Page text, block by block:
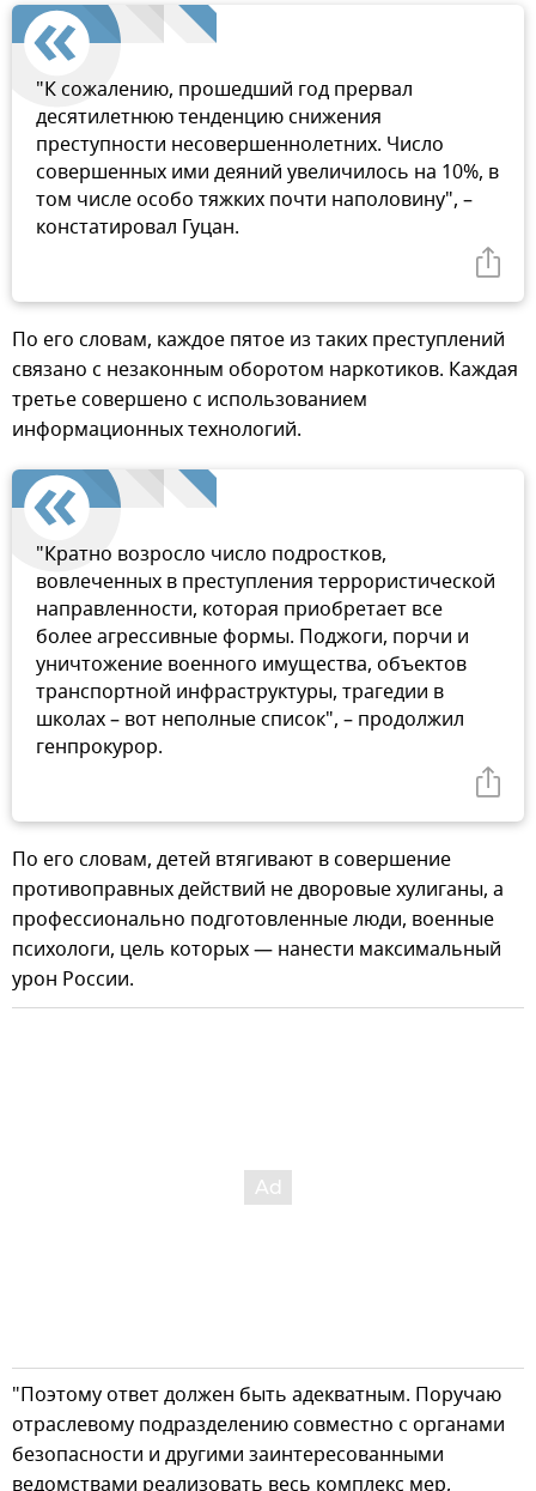
"К сожалению, прошедший год прервал
десятилетнюю тенденцию снижения
преступности несовершеннолетних. Число
совершенных ими деяний увеличилось на 10%, в
том числе особо тяжких почти наполовину", –
констатировал Гуцан.
По его словам, каждое пятое из таких преступлений
связано с незаконным оборотом наркотиков. Каждая
третье совершено с использованием
информационных технологий.
"Кратно возросло число подростков,
вовлеченных в преступления террористической
направленности, которая приобретает все
более агрессивные формы. Поджоги, порчи и
уничтожение военного имущества, объектов
транспортной инфраструктуры, трагедии в
школах – вот неполные список", – продолжил
генпрокурор.
По его словам, детей втягивают в совершение
противоправных действий не дворовые хулиганы, а
профессионально подготовленные люди, военные
психологи, цель которых — нанести максимальный
урон России.
"Поэтому ответ должен быть адекватным. Поручаю
отраслевому подразделению совместно с органами
безопасности и другими заинтересованными
ведомствами реализовать весь комплекс мер,